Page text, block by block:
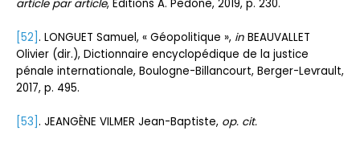
article par article, Editions A. Pedone, 2019, p. 230.
[52] . LONGUET Samuel, « Géopolitique », in BEAUVALLET
Olivier (dir.), Dictionnaire encyclopédique de la justice
pénale internationale, Boulogne-Billancourt, Berger-Levrault,
2017, p. 495.
[53] . JEANGÈNE VILMER Jean-Baptiste, op. cit.